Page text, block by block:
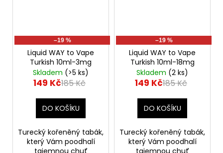
–19 %
Liquid WAY to Vape
Turkish 10ml-3mg
Skladem (>5 ks)
149 Kč185 Kč
DO KOŠÍKU
Turecký kořeněný tabák,
který Vám poodhalí
–19 %
Liquid WAY to Vape
Turkish 10ml-18mg
Skladem (2 ks)
149 Kč185 Kč
DO KOŠÍKU
Turecký kořeněný tabák,
který Vám poodhalí